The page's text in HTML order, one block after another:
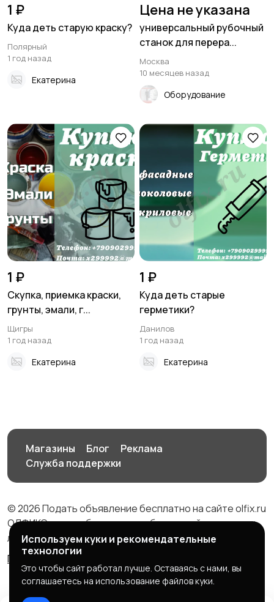
1 ₽
Куда деть старую краску?
Полярный
1 год назад
Екатерина
Цена не указана
универсальный рубочный
станок для перера...
Москва
10 месяцев назад
Оборудование
1 ₽
Скупка, приемка краски,
грунты, эмали, г...
Щигры
1 год назад
Екатерина
1 ₽
Куда деть старые
герметики?
Данилов
1 год назад
Екатерина
Магазины Блог
Реклама
Служба поддержки
© 2026 Подать объявление бесплатно на сайте olfix.ru
ОЛФИКС - доска беспалтных объявлений от частных
лиц и компаний
Правила сервиса
Используем куки и рекомендательные
технологии
Это чтобы сайт работал лучше. Оставаясь с нами, вы
соглашаетесь на использование файлов куки.